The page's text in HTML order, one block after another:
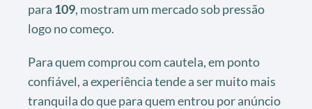
para 109, mostram um mercado sob pressão
logo no começo.
Para quem comprou com cautela, em ponto
confiável, a experiência tende a ser muito mais
tranquila do que para quem entrou por anúncio